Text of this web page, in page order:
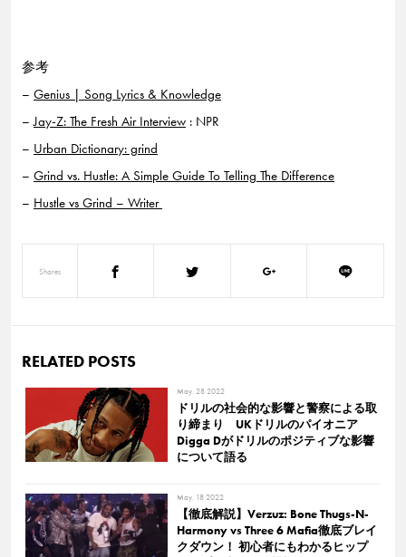
参考
– Genius | Song Lyrics & Knowledge
–Jay-Z: The Fresh Air Interview : NPR
– Urban Dictionary: grind
– Grind vs. Hustle: A Simple Guide To Telling The Difference
– Hustle vs Grind – Writer
Shares
RELATED POSTS
May. 28 2022
ドリルの社会的な影響と警察による取
り締まり UKドリルのパイオニア
Digga Dがドリルのポジティブな影響
について語る
May. 18 2022
【徹底解説】Verzuz: Bone Thugs-N-
Harmony vs Three 6 Mafia徹底ブレイ
クダウン！ 初心者にもわかるヒップ